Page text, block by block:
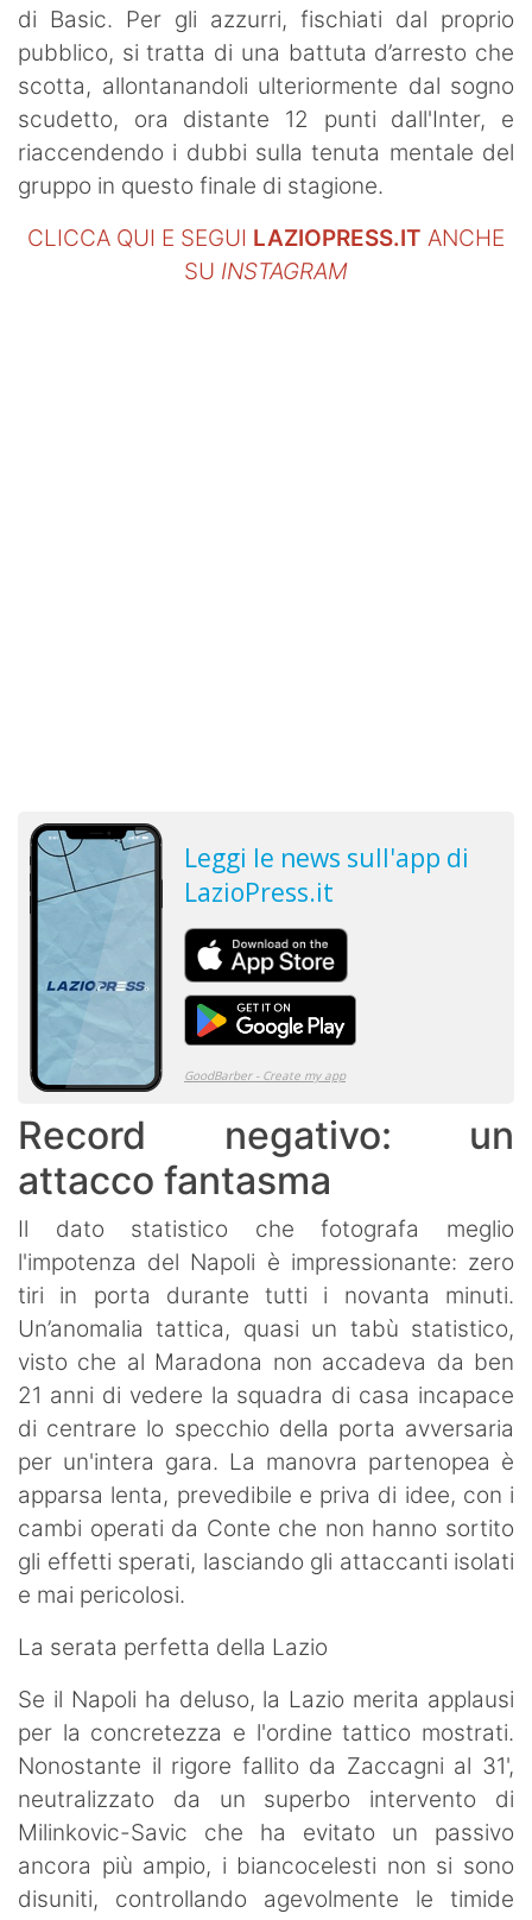
di Basic. Per gli azzurri, fischiati dal proprio
pubblico, si tratta di una battuta d’arresto che
scotta, allontanandoli ulteriormente dal sogno
scudetto, ora distante 12 punti dall'Inter, e
riaccendendo i dubbi sulla tenuta mentale del
gruppo in questo finale di stagione.
CLICCA QUI E SEGUI LAZIOPRESS.IT ANCHE
SU INSTAGRAM
Record negativo: un
attacco fantasma
Il dato statistico che fotografa meglio
l'impotenza del Napoli è impressionante: zero
tiri in porta durante tutti i novanta minuti.
Un’anomalia tattica, quasi un tabù statistico,
visto che al Maradona non accadeva da ben
21 anni di vedere la squadra di casa incapace
di centrare lo specchio della porta avversaria
per un'intera gara. La manovra partenopea è
apparsa lenta, prevedibile e priva di idee, con i
cambi operati da Conte che non hanno sortito
gli effetti sperati, lasciando gli attaccanti isolati
e mai pericolosi.
La serata perfetta della Lazio
Se il Napoli ha deluso, la Lazio merita applausi
per la concretezza e l'ordine tattico mostrati.
Nonostante il rigore fallito da Zaccagni al 31',
neutralizzato da un superbo intervento di
Milinkovic-Savic che ha evitato un passivo
ancora più ampio, i biancocelesti non si sono
disuniti, controllando agevolmente le timide